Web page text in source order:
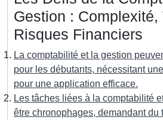
Gestion : Complexité,
Risques Financiers
La comptabilité et la gestion
pour les débutants, nécessitant
pour une application efficace.
Les tâches liées à la comptabilité
être chronophages, demandant du